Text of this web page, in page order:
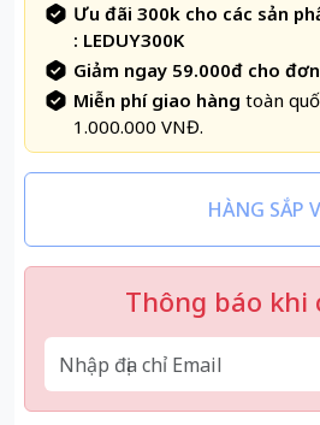
Ưu đãi 300k cho các sản
: LEDUY300K
Giảm ngay 59.000đ cho
Miễn phí giao hàng toàn
1.000.000 VNĐ.
HÀNG SẮP
Thông báo khi